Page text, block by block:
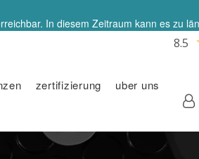
In diesem Zeitraum kann es zu
8.5
zertifizierung
uber uns
Store
wählen